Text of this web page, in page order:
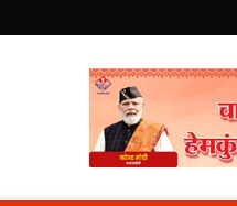
News Portal